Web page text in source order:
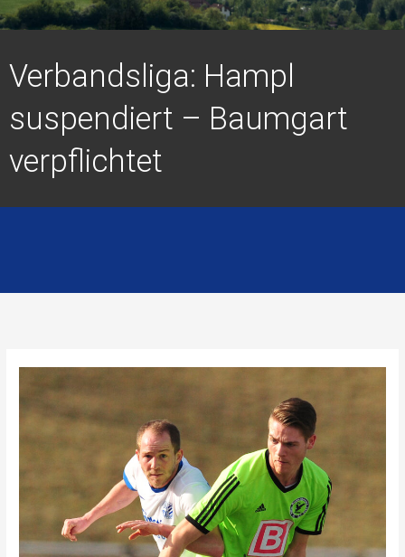
Verbandsliga: Hampl
suspendiert – Baumgart
verpflichtet